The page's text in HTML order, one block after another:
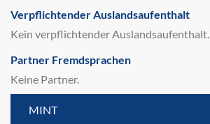
Verpflichtender Auslandsaufenthalt
Kein verpflichtender Auslandsaufenthalt.
Partner Fremdsprachen
Keine Partner.
MINT